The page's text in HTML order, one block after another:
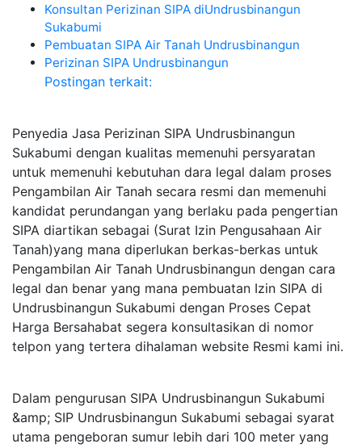
Konsultan Perizinan SIPA diUndrusbinangun
Sukabumi
Pembuatan SIPA Air Tanah Undrusbinangun
Perizinan SIPA Undrusbinangun
Postingan terkait:
Penyedia Jasa Perizinan SIPA Undrusbinangun
Sukabumi dengan kualitas memenuhi persyaratan
untuk memenuhi kebutuhan dara legal dalam proses
Pengambilan Air Tanah secara resmi dan memenuhi
kandidat perundangan yang berlaku pada pengertian
SIPA diartikan sebagai (Surat Izin Pengusahaan Air
Tanah)yang mana diperlukan berkas-berkas untuk
Pengambilan Air Tanah Undrusbinangun dengan cara
legal dan benar yang mana pembuatan Izin SIPA di
Undrusbinangun Sukabumi dengan Proses Cepat
Harga Bersahabat segera konsultasikan di nomor
telpon yang tertera dihalaman website Resmi kami ini.
Dalam pengurusan SIPA Undrusbinangun Sukabumi
&amp; SIP Undrusbinangun Sukabumi sebagai syarat
utama pengeboran sumur lebih dari 100 meter yang